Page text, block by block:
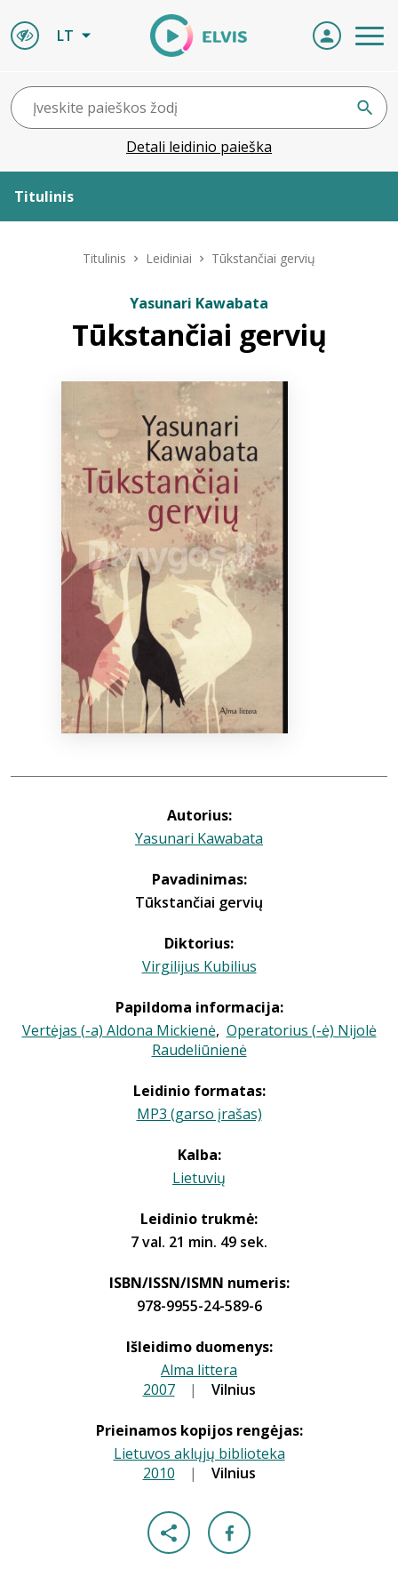
LT
Detali leidinio paieška
Titulinis
ELVIS atvyksta
Bibliotekoms
+370 667 80 541
info@elvislab.lt
Titulinis Leidiniai Tūkstančiai gervių
Yasunari Kawabata
Tūkstančiai gervių
Autorius:
Yasunari Kawabata
Pavadinimas:
Tūkstančiai gervių
Diktorius:
Virgilijus Kubilius
Papildoma informacija:
Vertėjas (-a) Aldona Mickienė, Operatorius (-ė) Nijolė
Raudeliūnienė
Leidinio formatas:
MP3 (garso įrašas)
Kalba:
Lietuvių
Leidinio trukmė:
7 val. 21 min. 49 sek.
ISBN/ISSN/ISMN numeris:
978-9955-24-589-6
Išleidimo duomenys:
Alma littera
2007 | Vilnius
Prieinamos kopijos rengėjas:
Lietuvos aklųjų biblioteka
2010 | Vilnius